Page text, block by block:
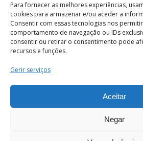
Para fornecer as melhores experiências,
cookies para armazenar e/ou aceder a
Consentir com essas tecnologias nos
comportamento de navegação ou IDs
consentir ou retirar o consentimento pode
recursos e funções.
Gerir serviços
Aceitar
Negar
Termos e Condições
os direitos reservados.